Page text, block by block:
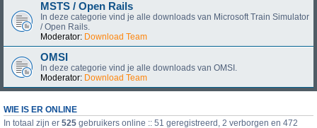
MSTS / Open Rails
In deze categorie vind je alle downloads van Microsoft Train Simulator
/ Open Rails.
Moderator: Download Team
OMSI
In deze categorie vind je alle downloads van OMSI.
Moderator: Download Team
WIE IS ER ONLINE
In totaal zijn er 525 gebruikers online :: 51 geregistreerd, 2 verborgen en 472